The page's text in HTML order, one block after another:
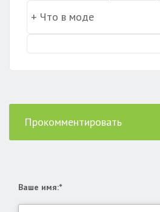
Прокомментировать
Ваше имя:*